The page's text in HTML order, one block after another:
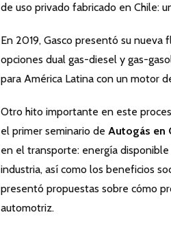
de uso privado fabricado en Chile:
En 2019, Gasco presentó su
opciones dual gas-diesel y gas-
para América Latina con un motor
Otro hito importante en este
el primer seminario de Autogás en
en el transporte: energía
industria, así como los beneficios
presentó propuestas sobre cómo
automotriz.